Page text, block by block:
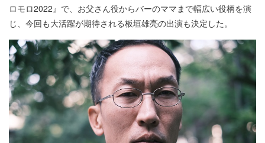
ロモロ2022』で、お父さん役からバーのママまで幅広い役柄を演
じ、今回も大活躍が期待される板垣雄亮の出演も決定した。